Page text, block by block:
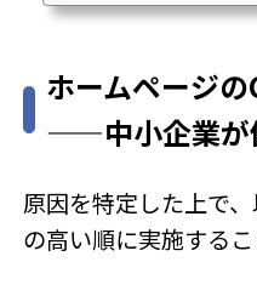
そんな悩み
かりやすく
サービス ウ
を支援する
ホームページ
——中小企業が
原因を特定した上で
の高い順に実施するこ